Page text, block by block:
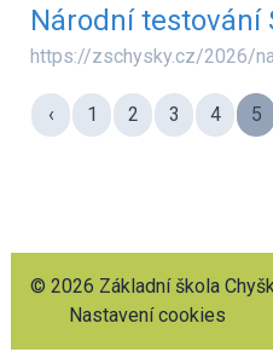
Národní testování
https://zschysky.cz/2026/
‹ 1 2 3 4 5
© 2026 Základní škola
Nastavení cookies